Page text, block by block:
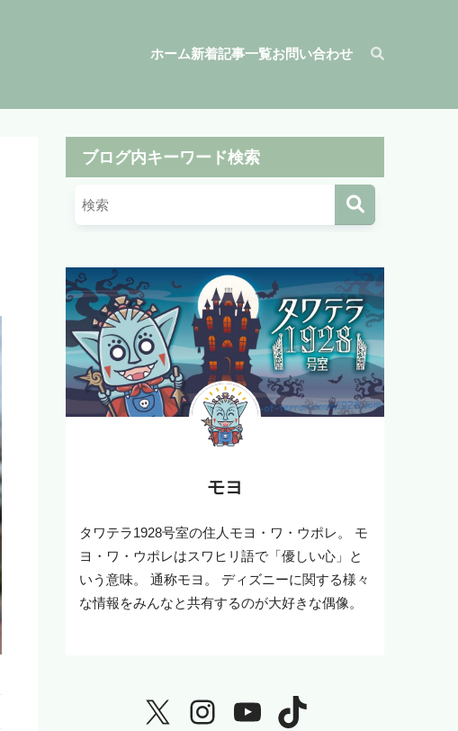
ホーム新着記事一覧お問い合わせ
ブログ内キーワード検索
モヨ
タワテラ1928号室の住人モヨ・ワ・ウポレ。 モ
ヨ・ワ・ウポレはスワヒリ語で「優しい心」と
いう意味。 通称モヨ。 ディズニーに関する様々
な情報をみんなと共有するのが大好きな偶像。